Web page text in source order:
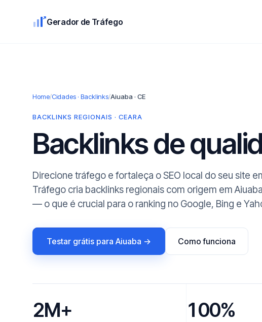
Gerador de Tráfego
Home/Cidades · Backlinks/Aiuaba · CE
BACKLINKS REGIONAIS · CEARA
Backlinks de
Direcione tráfego e fortaleça o SEO local do seu site
Tráfego cria backlinks regionais com origem em
— o que é crucial para o ranking no Google, Bing e
Testar grátis para Aiuaba → Como funciona
2M+ 100%